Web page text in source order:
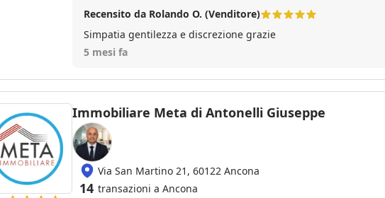
Recensito da Rolando O. (Venditore)
Simpatia gentilezza e discrezione grazie
5 mesi fa
Immobiliare Meta di Antonelli Giuseppe
Via San Martino 21, 60122 Ancona
14 transazioni a Ancona